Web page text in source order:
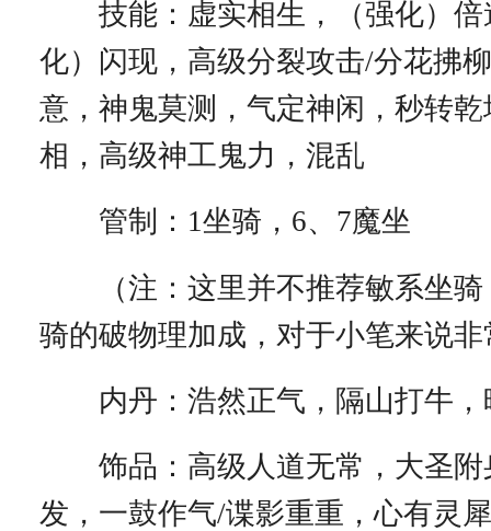
技能：虚实相生，（强化）倍
化）闪现，高级分裂攻击/分花拂
意，神鬼莫测，气定神闲，秒转
相，高级神工鬼力，混乱
管制：1坐骑，6、7魔坐
（注：这里并不推荐敏系坐骑
骑的破物理加成，对于小笔来说
内丹：浩然正气，隔山打牛，
饰品：高级人道无常，大圣附
发，一鼓作气/谍影重重，心有灵